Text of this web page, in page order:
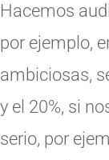
Hacemos
por ejemplo,
ambiciosas,
y el 20%, si
serio, por